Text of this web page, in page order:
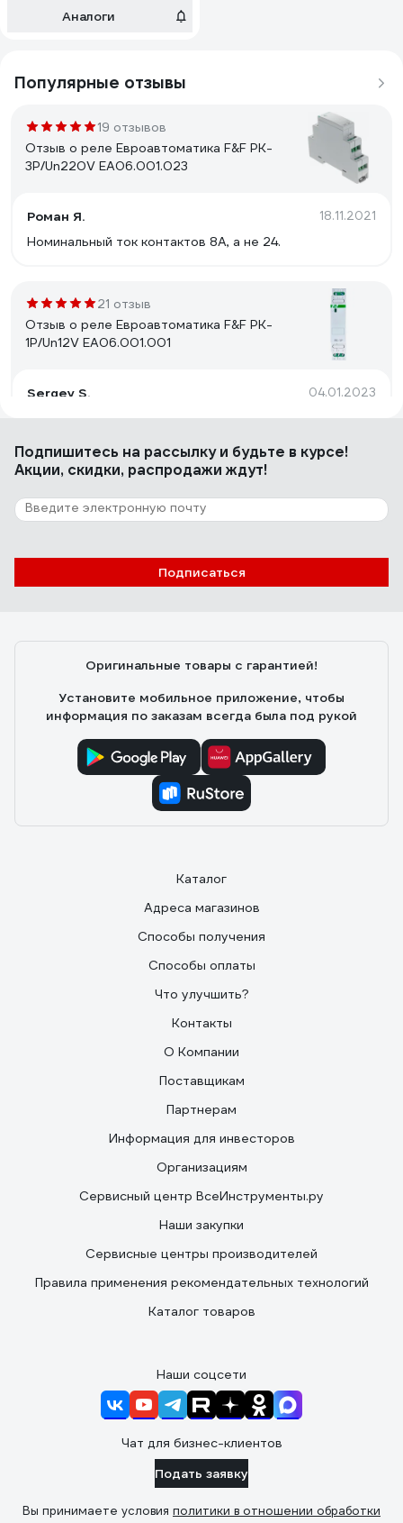
кнопка тест + leD + д,
Аналоги
Популярные отзывы
19 отзывов
Отзыв о реле Евроавтоматика F&F PK-
3P/Un220V EA06.001.023
Роман Я. 18.11.2021
Номинальный ток контактов 8А, а не 24.
21 отзыв
Отзыв о реле Евроавтоматика F&F PK-
1P/Un12V EA06.001.001
Sergey S. 04.01.2023
Работает
15 отзывов
Отзыв о реле Finder 2 перекидных
контакта 8А, 230В AC 405282300000
Подпишитесь на рассылкуи будьте в курсе!
Акции, скидки, распродажи ждут!
Подписаться
Оригинальные товары с гарантией!
Установите мобильное приложение, чтобы
информация по заказам всегда была под рукой
Каталог
Адреса магазинов
Способы получения
Способы оплаты
Что улучшить?
Контакты
О Компании
Поставщикам
Партнерам
Информация для инвесторов
Организациям
Сервисный центр ВсеИнструменты.ру
Наши закупки
Сервисные центры производителей
Правила применения рекомендательных технологий
Каталог товаров
Наши соцсети
Чат для бизнес-клиентов
Подать заявку
Вы принимаете условия политики в отношении обработки